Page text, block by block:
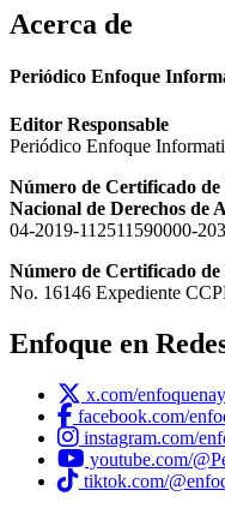
Acerca de
Periódico Enfoque
Editor Responsable
Periódico Enfoque
Número de Certificado
Nacional de Derechos de
04-2019-112511590000-203
Número de Certificado
No. 16146 Expediente
Enfoque en
x.com/
facebook.com/
instagram.com/
youtube.com/
tiktok.com/